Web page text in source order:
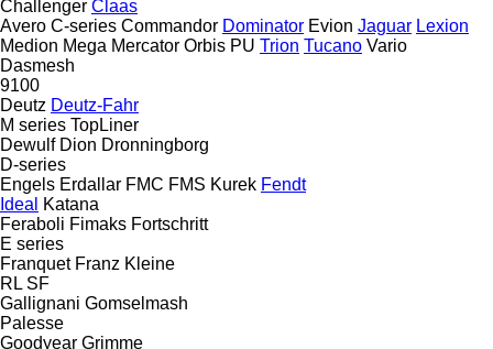
Challenger Claas
Avero C-series Commandor Dominator Evion Jaguar Lexion
Medion Mega Mercator Orbis PU Trion Tucano Vario
Dasmesh
9100
Deutz Deutz-Fahr
M series TopLiner
Dewulf Dion Dronningborg
D-series
Engels Erdallar FMC FMS Kurek Fendt
Ideal
Katana
Feraboli Fimaks Fortschritt
E series
Franquet Franz Kleine
RL SF
Gallignani Gomselmash
Palesse
Goodyear Grimme